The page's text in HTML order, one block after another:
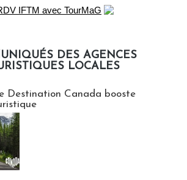
DES AGENCES
LOCALES
Destination Canada booste